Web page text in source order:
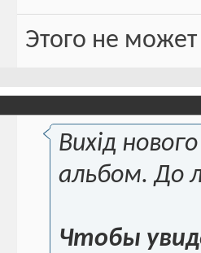
Этого не
Вихід
альбом. До
Чтобы